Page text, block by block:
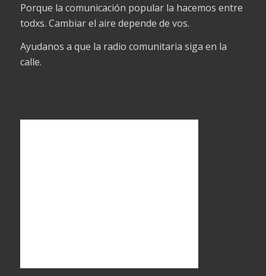
Porque la comunicación popular la hacemos entre
todxs. Cambiar el aire depende de vos.
Ayudanos a que la radio comunitaria siga en la
calle.